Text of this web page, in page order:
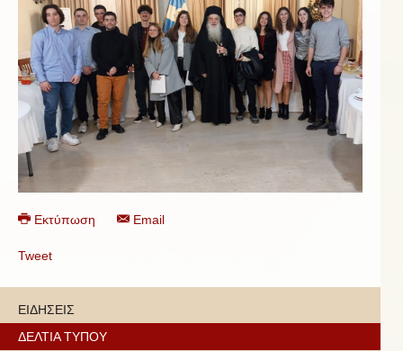
Εκτύπωση Email
Tweet
ΕΙΔΗΣΕΙΣ
ΔΕΛΤΙΑ ΤΥΠΟΥ